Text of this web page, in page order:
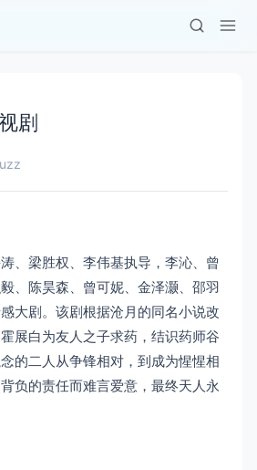
剧
、梁胜权、李伟基执导，李沁、曾
、陈昊森、曾可妮、金泽灏、邵羽
大剧。该剧根据沧月的同名小说改
展白为友人之子求药，结识药师谷
的二人从争锋相对，到成为惺惺相
负的责任而难言爱意，最终天人永